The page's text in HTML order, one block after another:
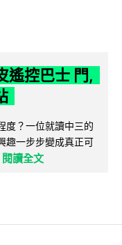
遙控巴士 門,
度？一位就讀中三的
趣一步步變成真正可
閱讀全文